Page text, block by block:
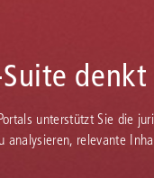
denkt
unterstützt Sie die
analysieren, relevante